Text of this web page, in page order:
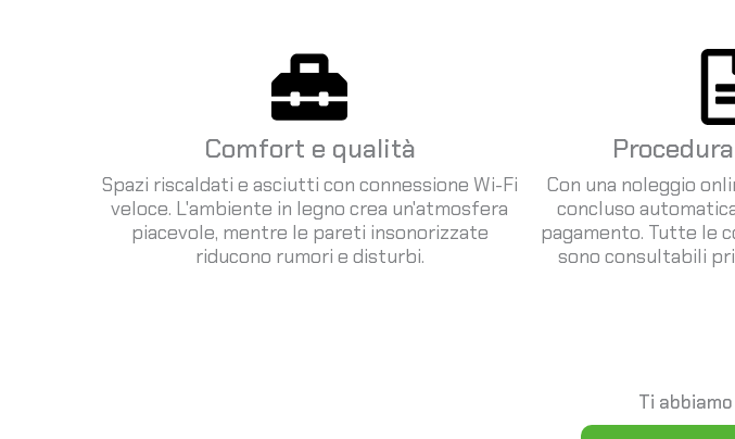
Comfort e qualità
Spazi riscaldati e asciutti con connessione Wi-Fi
veloce. L'ambiente in legno crea un'atmosfera
piacevole, mentre le pareti insonorizzate
riducono rumori e disturbi.
Con una noleggio
concluso
pagamento. Tutte le
sono consultabili
Ti